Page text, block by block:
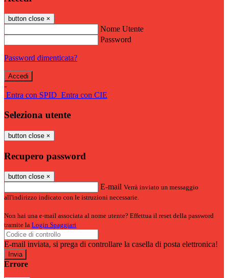
button close ×
Nome Utente
Password
Password dimenticata?
-
Entra con SPID Entra con CIE
Seleziona utente
button close ×
Recupero password
button close ×
E-mail Verrà inviato un messaggio
all'indirizzo indicato con le istruzioni necessarie.
Non hai una e-mail associata al nome utente? Effettua il reset della password
tramite la Login Spaggiari
E-mail inviata, si prega di controllare la casella di posta elettronica!
Errore